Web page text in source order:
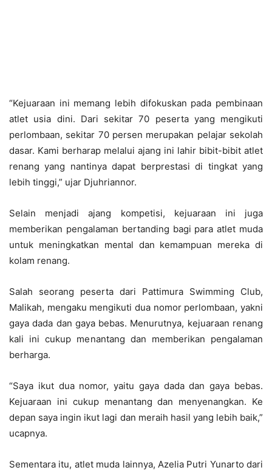
“Kejuaraan ini memang lebih difokuskan pada pembinaan
atlet usia dini. Dari sekitar 70 peserta yang mengikuti
perlombaan, sekitar 70 persen merupakan pelajar sekolah
dasar. Kami berharap melalui ajang ini lahir bibit-bibit atlet
renang yang nantinya dapat berprestasi di tingkat yang
lebih tinggi,” ujar Djuhriannor.
Selain menjadi ajang kompetisi, kejuaraan ini juga
memberikan pengalaman bertanding bagi para atlet muda
untuk meningkatkan mental dan kemampuan mereka di
kolam renang.
Salah seorang peserta dari Pattimura Swimming Club,
Malikah, mengaku mengikuti dua nomor perlombaan, yakni
gaya dada dan gaya bebas. Menurutnya, kejuaraan renang
kali ini cukup menantang dan memberikan pengalaman
berharga.
“Saya ikut dua nomor, yaitu gaya dada dan gaya bebas.
Kejuaraan ini cukup menantang dan menyenangkan. Ke
depan saya ingin ikut lagi dan meraih hasil yang lebih baik,”
ucapnya.
Sementara itu, atlet muda lainnya, Azelia Putri Yunarto dari